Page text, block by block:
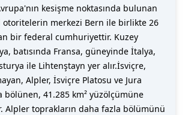
kesişme noktasında bulunan
otoritelerin merkezi Bern ile birlikte 26
bir federal cumhuriyettir. Kuzey
batısında Fransa, güneyinde İtalya,
ile Lihtenştayn yer alır.İsviçre,
Alpler, İsviçre Platosu ve Jura
bölünen, 41.285 km² yüzölçümüne
Alpler toprakların daha fazla bölümünü